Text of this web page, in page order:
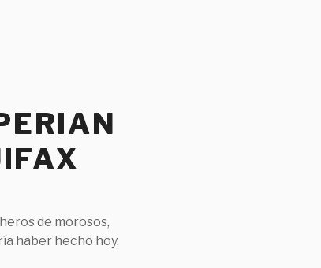
de morosos,
haber hecho hoy.